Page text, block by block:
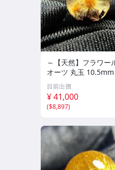
～【天然】フラワー
オーツ 丸玉
目前出價
¥ 41,000
($8,897)